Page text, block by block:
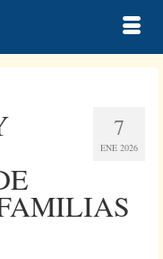
7
ENE 2026